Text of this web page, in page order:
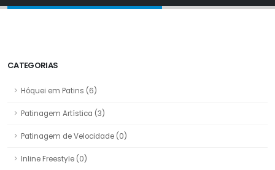
CATEGORIAS
Hóquei em Patins (6)
Patinagem Artística (3)
Patinagem de Velocidade (0)
Inline Freestyle (0)